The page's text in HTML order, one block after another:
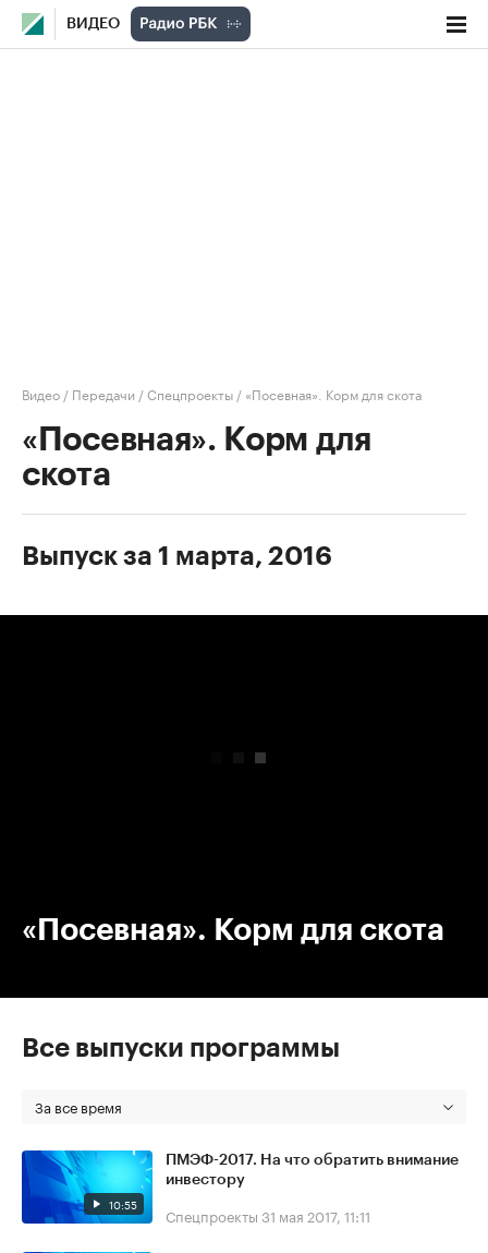
ВИДЕО
Видео / Передачи /Спецпроекты / «Посевная». Корм для скота
«Посевная». Корм для
скота
Выпуск за 1 марта, 2016
«Посевная». Корм для скота
Все выпуски программы
За все время
10:55
ПМЭФ-2017. На что обратить внимание
инвестору
Спецпроекты 31 мая 2017, 11:11